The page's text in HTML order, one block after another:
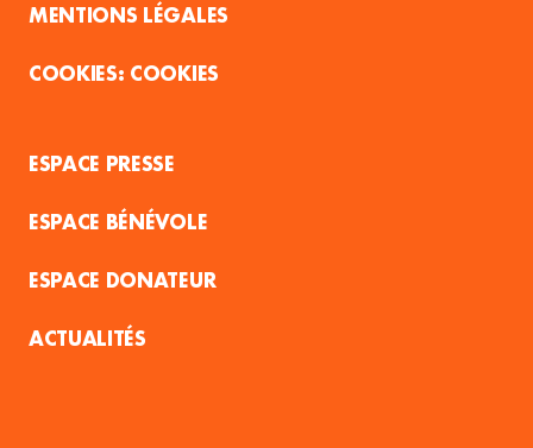
MENTIONS LÉGALES
COOKIES
ESPACE PRESSE
ESPACE BÉNÉVOLE
ESPACE DONATEUR
ACTUALITÉS